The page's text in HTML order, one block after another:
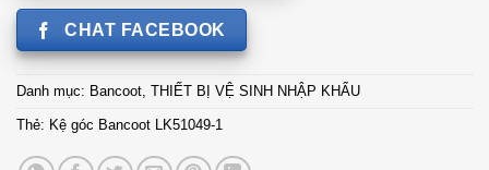
CHAT FACEBOOK
Danh mục: Bancoot THIẾT BỊ VỆ SINH NHẬP KHẨU
Thẻ: Kệ góc Bancoot LK51049-1